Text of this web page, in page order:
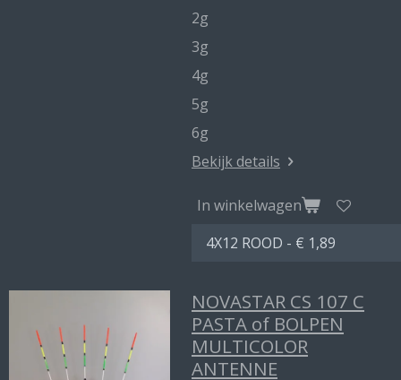
2g
3g
4g
5g
6g
Bekijk details
In winkelwagen
NOVASTAR CS 107 C
PASTA of BOLPEN
MULTICOLOR
ANTENNE